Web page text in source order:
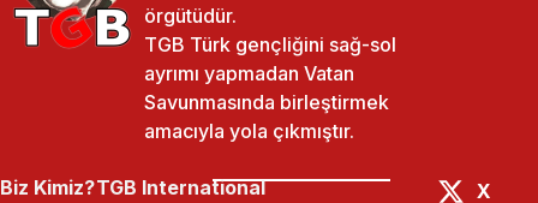
örgütüdür.
TGB Türk gençliğini sağ-sol
ayrımı yapmadan Vatan
Savunmasında birleştirmek
amacıyla yola çıkmıştır.
Biz Kimiz?TGB International
X